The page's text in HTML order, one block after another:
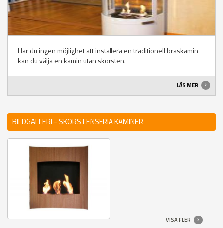
Har du ingen möjlighet att installera en traditionell braskamin
kan du välja en kamin utan skorsten.
LÄS MER
BILDGALLERI - SKORSTENSFRIA KAMINER
VISA FLER